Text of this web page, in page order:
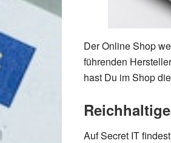
Der Online Shop
führenden
hast Du im Shop
Auf Secret IT